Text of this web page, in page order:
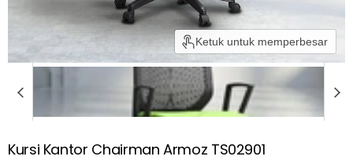
Ketuk untuk memperbesar
Kursi Kantor Chairman Armoz TS02901